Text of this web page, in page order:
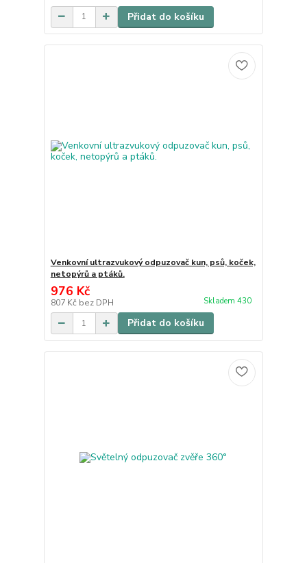
Přidat do košíku
Venkovní ultrazvukový odpuzovač kun, psů, koček,
netopýrů a ptáků.
976 Kč
807 Kč bez DPH Skladem 430
Přidat do košíku